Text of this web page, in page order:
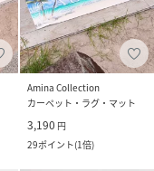
Amina Collection
カーペット・ラグ・マット
3,190 円
29ポイント(1倍)